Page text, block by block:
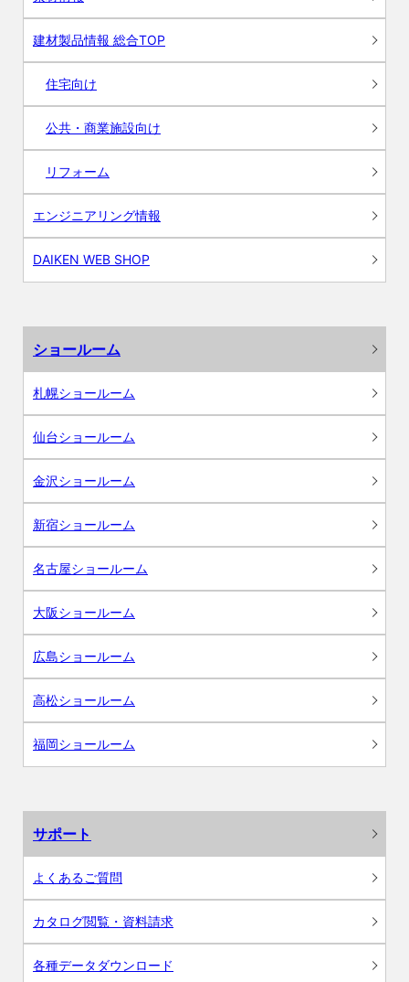
建材製品情報 総合TOP
住宅向け
公共・商業施設向け
リフォーム
エンジニアリング情報
DAIKEN WEB SHOP
ショールーム
札幌ショールーム
仙台ショールーム
金沢ショールーム
新宿ショールーム
名古屋ショールーム
大阪ショールーム
広島ショールーム
高松ショールーム
福岡ショールーム
サポート
よくあるご質問
カタログ閲覧・資料請求
各種データダウンロード